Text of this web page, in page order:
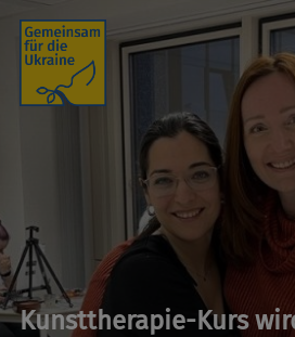
Kunsttherapie-Kurs